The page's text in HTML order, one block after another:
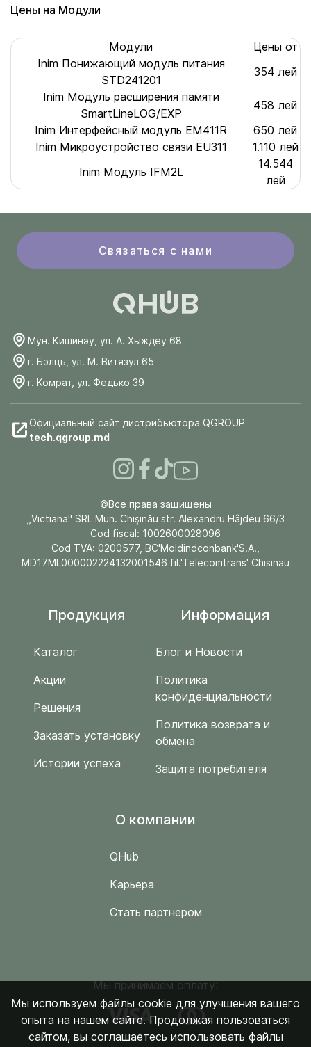
Цены на Модули
Модули
Цены от
Inim Понижающий модуль питания
STD241201
354 лей
Inim Модуль расширения памяти
SmartLineLOG/EXP
458 лей
Inim Интерфейсный модуль EM411R
650 лей
Inim Mикроустройство связи EU311
1.110 лей
Inim Модуль IFM2L
14.544
лей
Связаться с нами
Мун. Кишинэу, ул. А. Хыждеу 68
г. Бэлць, ул. М. Витязул 65
г. Комрат, ул. Федько 39
Официальный сайт дистрибьютора QGROUP
tech.qgroup.md
©Все права защищены
„Victiana" SRL Mun. Chişinău str. Alexandru Hâjdeu 66/3
Cod fiscal: 1002600028096
Cod TVA: 0200577, BC'Moldindconbank'S.A.,
MD17ML000002224132001546 fil.'Telecomtrans' Chisinau
Продукция
Каталог
Акции
Решения
Заказать установку
Истории успеха
Информация
Блог и Новости
Политика
конфиденциальности
Политика возврата и
обмена
Защита потребителя
O компании
QHub
Карьера
Стать партнером
Мы принимаем оплату:
Мы используем файлы cookie для улучшения вашего
опыта на нашем сайте. Продолжая пользоваться
сайтом, вы соглашаетесь использовать файлы